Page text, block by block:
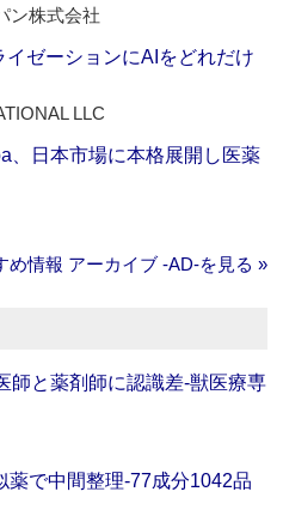
ン株式会社
ゼーションにAIをどれだけ
LLC
、日本市場に本格展開し医薬
め情報 アーカイブ ‐AD‐を見る »
師と薬剤師に認識差‐獣医療専
薬で中間整理‐77成分1042品